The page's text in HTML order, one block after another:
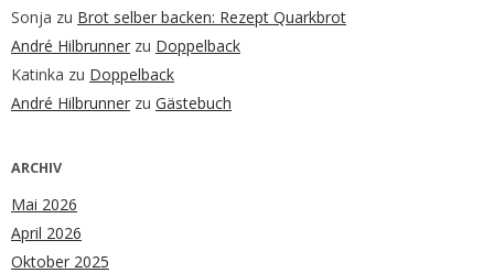
Sonja zu Brot selber backen: Rezept Quarkbrot
André Hilbrunner zu Doppelback
Katinka zu Doppelback
André Hilbrunner zu Gästebuch
ARCHIV
Mai 2026
April 2026
Oktober 2025